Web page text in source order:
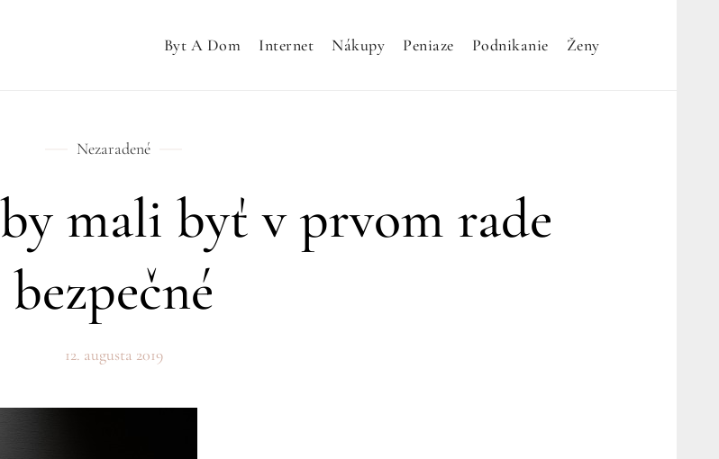
Byt A Dom Internet Nákupy Peniaze Podnikanie Ženy
Nezaradené
mali byť v prvom rade
bezpečné
12. augusta 2019